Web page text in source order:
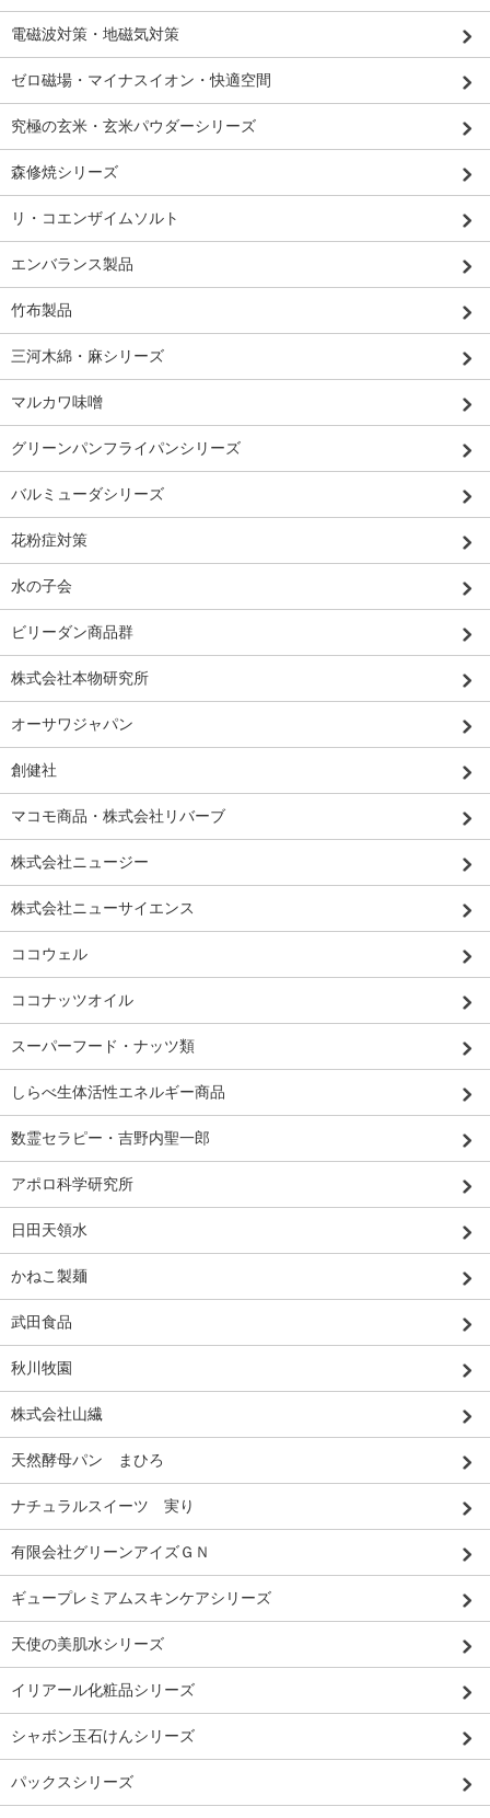
電磁波対策・地磁気対策
ゼロ磁場・マイナスイオン・快適空間
究極の玄米・玄米パウダーシリーズ
森修焼シリーズ
リ・コエンザイムソルト
エンバランス製品
竹布製品
三河木綿・麻シリーズ
マルカワ味噌
グリーンパンフライパンシリーズ
バルミューダシリーズ
花粉症対策
水の子会
ビリーダン商品群
株式会社本物研究所
オーサワジャパン
創健社
マコモ商品・株式会社リバーブ
株式会社ニュージー
株式会社ニューサイエンス
ココウェル
ココナッツオイル
スーパーフード・ナッツ類
しらべ生体活性エネルギー商品
数霊セラピー・吉野内聖一郎
アポロ科学研究所
日田天領水
かねこ製麺
武田食品
秋川牧園
株式会社山繊
天然酵母パン まひろ
ナチュラルスイーツ 実り
有限会社グリーンアイズＧＮ
ギュープレミアムスキンケアシリーズ
天使の美肌水シリーズ
イリアール化粧品シリーズ
シャボン玉石けんシリーズ
パックスシリーズ